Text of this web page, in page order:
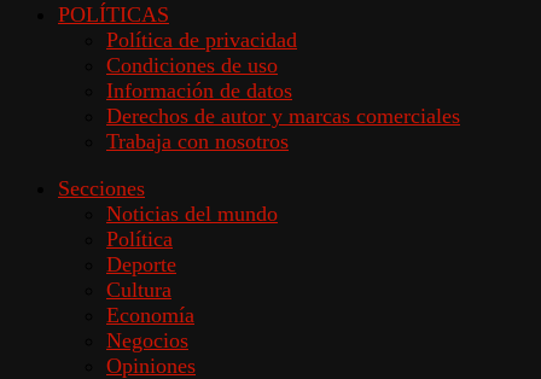
POLÍTICAS
Política de privacidad
Condiciones de uso
Información de datos
Derechos de autor y marcas comerciales
Trabaja con nosotros
Secciones
Noticias del mundo
Política
Deporte
Cultura
Economía
Negocios
Opiniones